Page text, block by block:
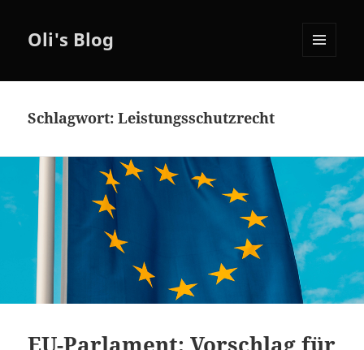
Oli's Blog
Schlagwort:Leistungsschutzrecht